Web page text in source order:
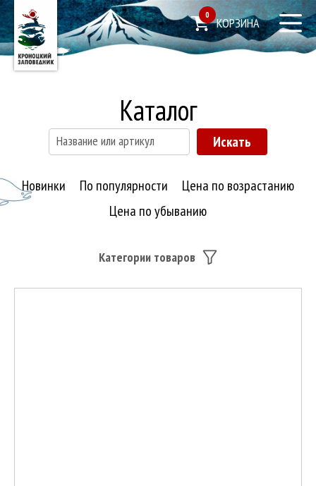
0
КОРЗИНА
Каталог
Новинки По популярности
Цена по возрастанию
Цена по убыванию
Категории товаров